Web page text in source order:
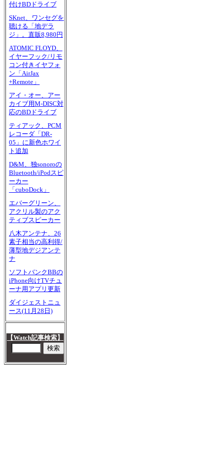
付けBDドライブ
SKnet、ワンセグを
聴ける「地デラ
ジ」。直販8,980円
ATOMIC FLOYD、
イヤーフック/リモ
コン付きイヤフォ
ン「AirJax
+Remote」
アイ・オー、アー
カイブ用M-DISC対
応のBDドライブ
ティアック、PCM
レコーダ「DR-
05」に新色ホワイ
ト追加
D&M、独sonoroの
Bluetooth/iPodスピ
ーカー
「cuboDock」
エバーグリーン、
アクリル製のアク
ティブスピーカー
八木アンテナ、26
素子相当の高利得/
薄型地デジアンテ
ナ
ソフトバンクBBの
iPhone向けTVチュ
ーナ用アプリ更新
ダイジェストニュ
ース(11月28日)
【Watch記事検索】